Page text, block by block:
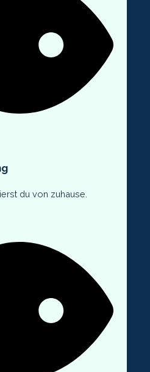
du von zuhause.